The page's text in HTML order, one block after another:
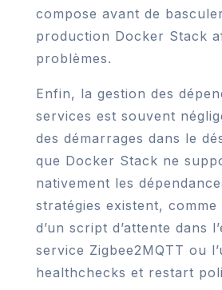
compose avant de
production Docker Stack
problèmes.
Enfin, la gestion des
services est souvent
des démarrages dans le
que Docker Stack ne
nativement les
stratégies existent,
d’un script d’attente dans
service Zigbee2MQTT ou
healthchecks et restart